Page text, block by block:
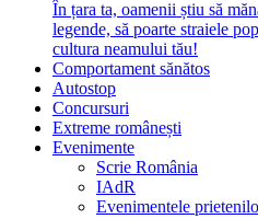
În țara ta, oamenii știu să
legende, să poarte straiele
cultura neamului tău!
Comportament sănătos
Autostop
Concursuri
Extreme românești
Evenimente
Scrie România
IAdR
Evenimentele